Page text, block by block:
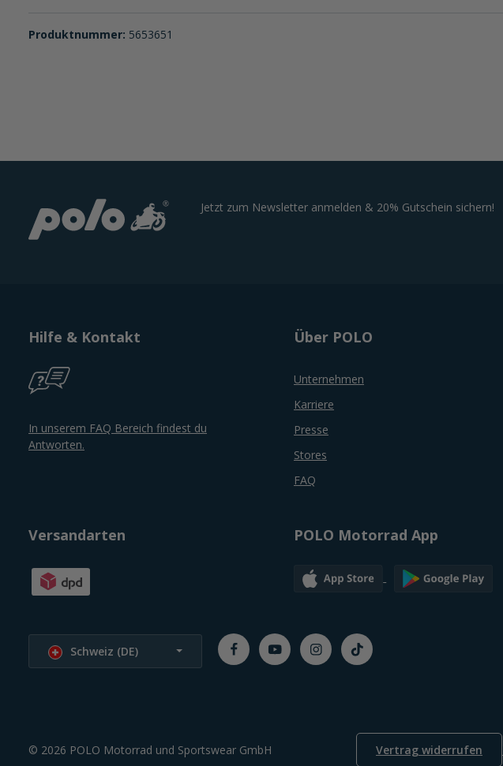
Produktnummer: 5653651
Jetzt zum Newsletter anmelden & 20% Gutschein sichern!
Hilfe & Kontakt
In unserem FAQ Bereich findest du
Antworten.
Über POLO
Unternehmen
Karriere
Presse
Stores
FAQ
Versandarten POLO Motorrad App
Sprache wählen
Schweiz (DE)
© 2026 POLO Motorrad und Sportswear GmbH Vertrag widerrufen